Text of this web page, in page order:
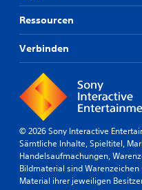
Ressourcen
Verbinden
© 2026 Sony Interactive
Sämtliche Inhalte, Spieltitel,
Handelsaufmachungen,
Bildmaterial sind
Material ihrer jeweiligen